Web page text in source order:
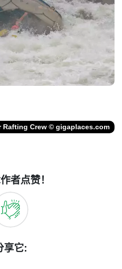
Rafting Crew © gigaplaces.com
者点赞！
享它: